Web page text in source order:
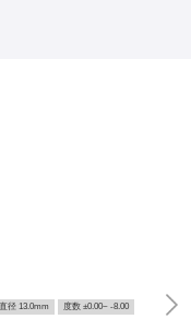
径 13.0mm 度数 ±0.00~ -8.00